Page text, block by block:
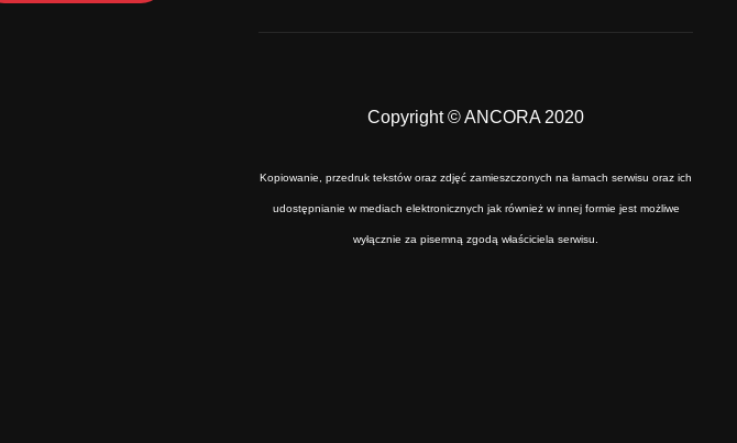
Copyright © ANCORA 2020
Kopiowanie, przedruk tekstów oraz zdjęć zamieszczonych na łamach serwisu oraz ich
udostępnianie w mediach elektronicznych jak również w innej formie jest możliwe
wyłącznie za pisemną zgodą właściciela serwisu.